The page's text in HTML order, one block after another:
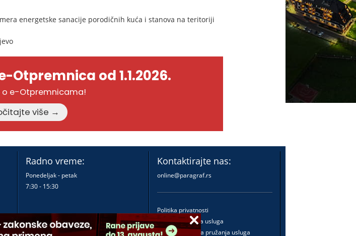
energetske sanacije porodičnih kuća i stanova na teritoriji
Otpremnica od 1.1.2026.
o e-Otpremnicama!
Pročitajte više →
Radno vreme:
Ponedeljak - petak
7:30 - 15:30
Kontaktirajte nas:
online@paragraf.rs
Politika privatnosti
Politika pružanja usluga
Praktična pravila pružanja usluga